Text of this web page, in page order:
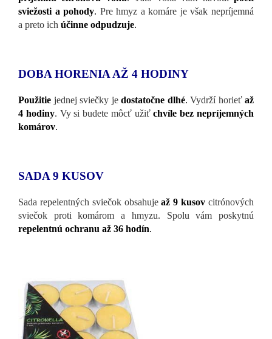
sviežosti a pohody. Pre hmyz a komáre je však nepríjemná
a preto ich účinne odpudzuje.
DOBA HORENIA AŽ 4 HODINY
Použitie jednej sviečky je dostatočne dlhé. Vydrží horieť až
4 hodiny. Vy si budete môcť užiťchvíle bez nepríjemných
komárov.
SADA 9 KUSOV
Sada repelentných sviečok obsahuje až 9 kusov citrónových
sviečok proti komárom a hmyzu. Spolu vám poskytnú
repelentnú ochranu až 36 hodín.